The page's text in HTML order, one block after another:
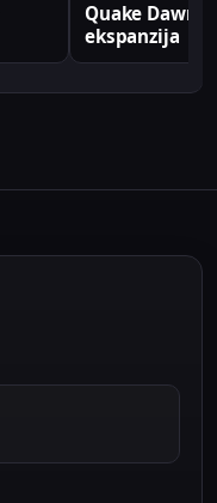
Quake Dawn
ekspanzija